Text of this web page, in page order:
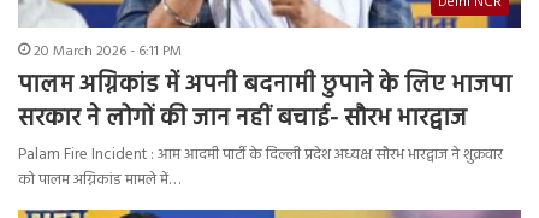
20 March 2026 - 6:11 PM
पालम अग्निकांड में अपनी बदनामी छुपाने के लिए भाजपा
सरकार ने लोगों की जान नहीं बचाई- सौरभ भारद्वाज
Palam Fire Incident : आम आदमी पार्टी के दिल्ली प्रदेश अध्यक्ष सौरभ भारद्वाज ने शुक्रवार
को पालम अग्निकांड मामले में…